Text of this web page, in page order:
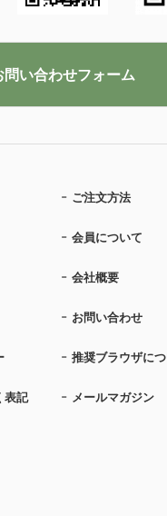
ご注文方法
会員について
会社概要
お問い合わせ
推奨ブラウザに
表記 メールマガジン
問い合わせフォーム